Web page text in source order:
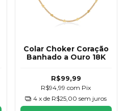
Colar Choker Coração
Banhado a Ouro 18K
R$99,99
R$94,99com Pix
4 x de R$25,00 sem juros